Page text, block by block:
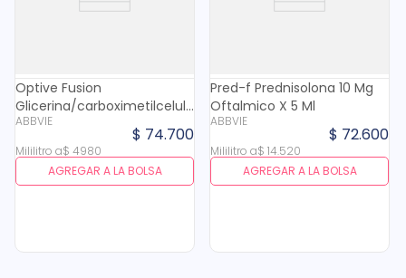
Optive Fusion
Glicerina/carboximetilcelulosa
9/5 Mg Oftalmico X 15 Ml
ABBVIE
$ 74.700
Mililitro a$ 4980
AGREGAR A LA BOLSA
Pred-f Prednisolona 10 Mg
Oftalmico X 5 Ml
ABBVIE
$ 72.600
Mililitro a$ 14.520
AGREGAR A LA BOLSA